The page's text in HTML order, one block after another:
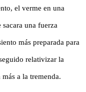
el verme en una
una fuerza
más preparada para
relativizar la
a la tremenda.